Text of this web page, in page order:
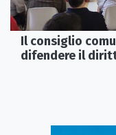
Il consiglio
difendere il